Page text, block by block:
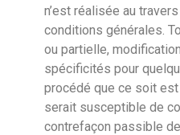
n’est réalisée au
conditions générales.
ou partielle,
spécificités pour
procédé que ce soit
serait susceptible de
contrefaçon passible